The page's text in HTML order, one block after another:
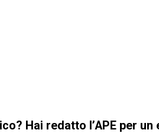
Hai redatto l’APE per